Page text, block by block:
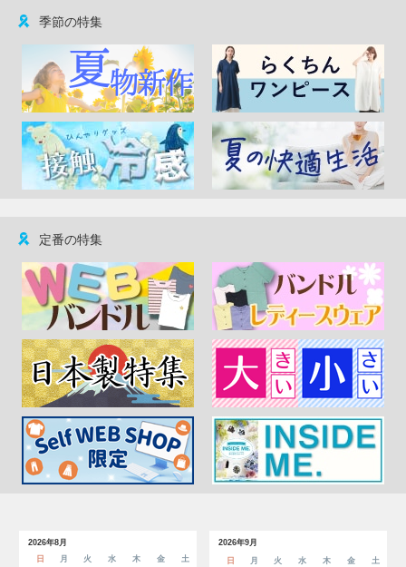
季節の特集
定番の特集
2026年8月
日
月 火 水 木 金
土
2026年9月
日
月 火 水 木 金
土